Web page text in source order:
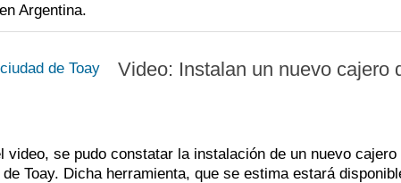
Argentina.
Video: Instalan un nuevo cajero
se pudo constatar la instalación de un nuevo cajero
Toay. Dicha herramienta, que se estima estará